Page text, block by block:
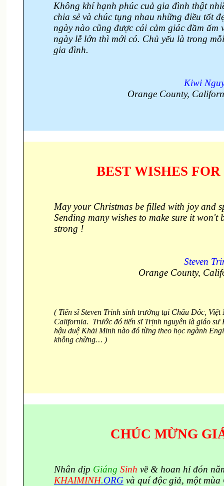
Không khí hạnh phúc cuả gia đình thật
chia sẻ và chúc tụng nhau những điều tốt
ngày nào cũng được cái cảm giác đầm
ngày lễ lớn thì mới có. Chủ yếu là trong
gia đình.
Kiwi
Orange County,
BEST WISHES
May your Christmas be filled with joy and
Sending many wishes to make sure it
strong !
Steven
Orange County,
( Tiếnsĩ Steven Trinh sinh trưởng tại Châu Đốc, Việt
California. Trước đó tiến sĩ Trịnh nguyên là giáo
hậu duệ Khải Minh nào đó từng theo học ngành
không chừng… )
CHÚC MỪNG
Nhân dịp Giáng Sinh về & hoan hỉ đón
KHAIMINH.ORGvà quí độc giả, một mùa